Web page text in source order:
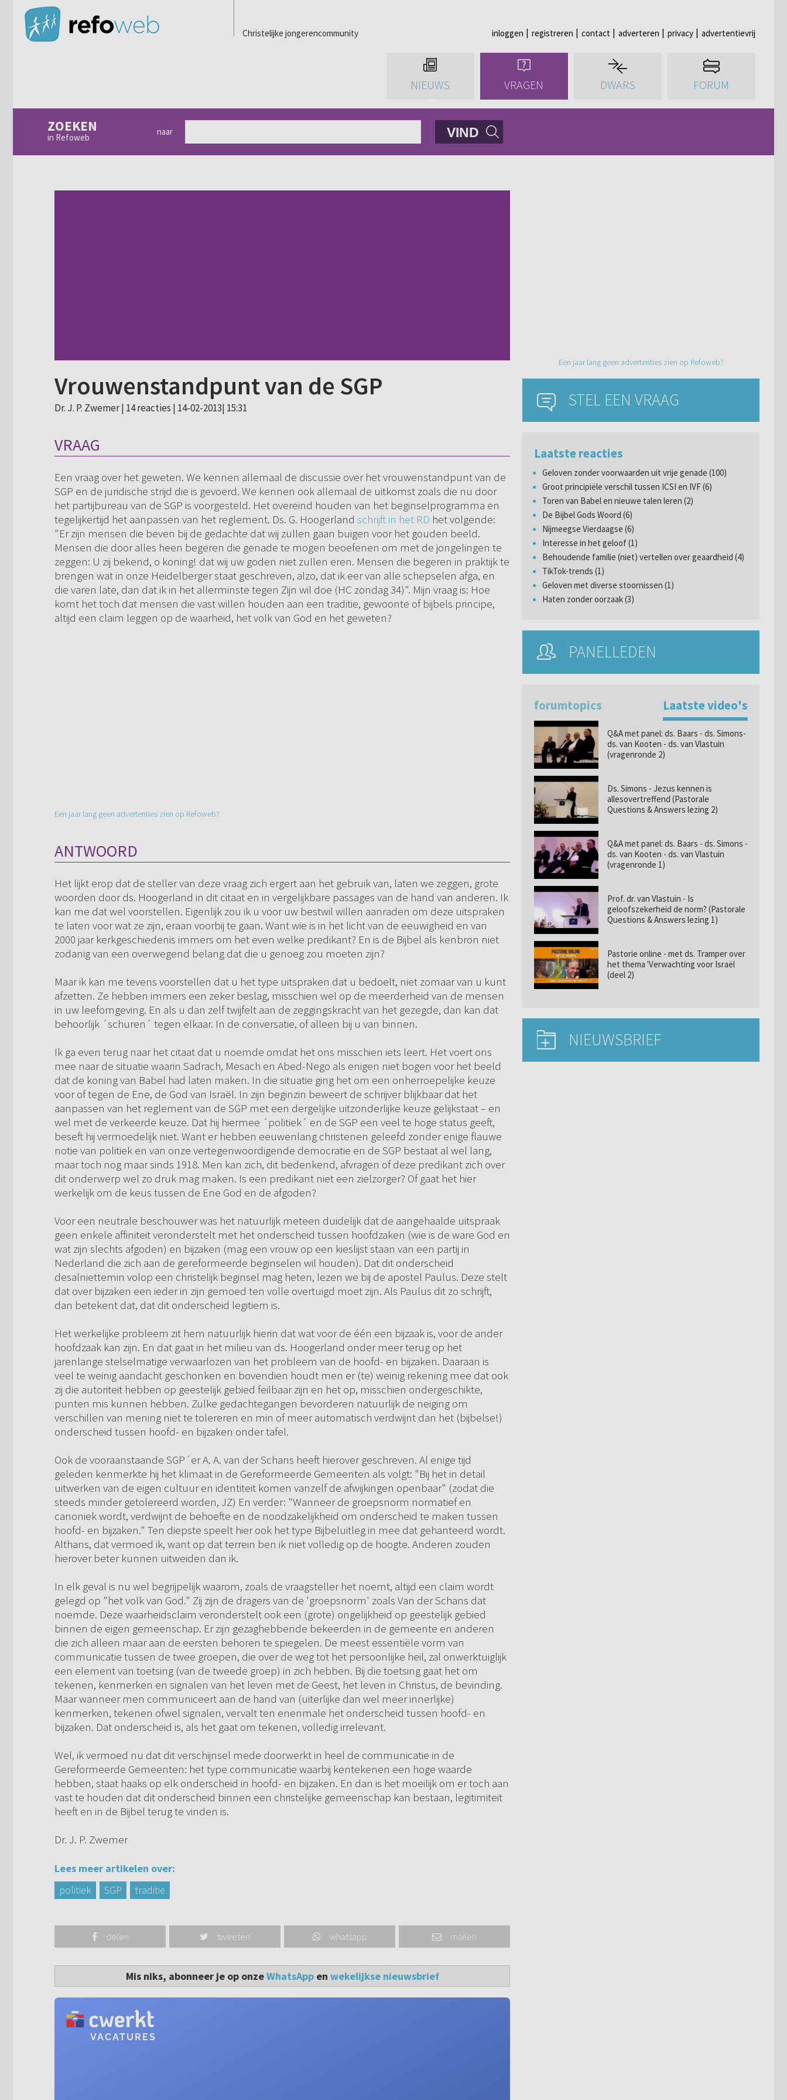
Christelijke jongerencommunity inloggen registreren contact adverteren privacy advertentievrij
NIEUWS VRAGEN DWARS FORUM
ZOEKEN
in Refoweb
naar VIND
Vrouwenstandpunt van de SGP
Dr. J. P. Zwemer | 14 reacties | 14-02-2013| 15:31
VRAAG
Een vraag over het geweten. We kennen allemaal de discussie over het vrouwenstandpunt van de
SGP en de juridische strijd die is gevoerd. We kennen ook allemaal de uitkomst zoals die nu door
het partijbureau van de SGP is voorgesteld. Het overeind houden van het beginselprogramma en
tegelijkertijd het aanpassen van het reglement. Ds. G. Hoogerland schrijft in het RD het volgende:
"Er zijn mensen die beven bij de gedachte dat wij zullen gaan buigen voor het gouden beeld.
Mensen die door alles heen begeren die genade te mogen beoefenen om met de jongelingen te
zeggen: U zij bekend, o koning! dat wij uw goden niet zullen eren. Mensen die begeren in praktijk te
brengen wat in onze Heidelberger staat geschreven, alzo, dat ik eer van alle schepselen afga, en
die varen late, dan dat ik in het allerminste tegen Zijn wil doe (HC zondag 34)". Mijn vraag is: Hoe
komt het toch dat mensen die vast willen houden aan een traditie, gewoonte of bijbels principe,
altijd een claim leggen op de waarheid, het volk van God en het geweten?
Een jaar lang geen advertenties zien op Refoweb?
ANTWOORD
Het lijkt erop dat de steller van deze vraag zich ergert aan het gebruik van, laten we zeggen, grote
woorden door ds. Hoogerland in dit citaat en in vergelijkbare passages van de hand van anderen. Ik
kan me dat wel voorstellen. Eigenlijk zou ik u voor uw bestwil willen aanraden om deze uitspraken
te laten voor wat ze zijn, eraan voorbij te gaan. Want wie is in het licht van de eeuwigheid en van
2000 jaar kerkgeschiedenis immers om het even welke predikant? En is de Bijbel als kenbron niet
zodanig van een overwegend belang dat die u genoeg zou moeten zijn?
Maar ik kan me tevens voorstellen dat u het type uitspraken dat u bedoelt, niet zomaar van u kunt
afzetten. Ze hebben immers een zeker beslag, misschien wel op de meerderheid van de mensen
in uw leefomgeving. En als u dan zelf twijfelt aan de zeggingskracht van het gezegde, dan kan dat
behoorlijk ´schuren´ tegen elkaar. In de conversatie, of alleen bij u van binnen.
Ik ga even terug naar het citaat dat u noemde omdat het ons misschien iets leert. Het voert ons
mee naar de situatie waarin Sadrach, Mesach en Abed-Nego als enigen niet bogen voor het beeld
dat de koning van Babel had laten maken. In die situatie ging het om een onherroepelijke keuze
voor of tegen de Ene, de God van Israël. In zijn beginzin beweert de schrijver blijkbaar dat het
aanpassen van het reglement van de SGP met een dergelijke uitzonderlijke keuze gelijkstaat – en
wel met de verkeerde keuze. Dat hij hiermee ´politiek´ en de SGP een veel te hoge status geeft,
beseft hij vermoedelijk niet. Want er hebben eeuwenlang christenen geleefd zonder enige flauwe
notie van politiek en van onze vertegenwoordigende democratie en de SGP bestaat al wel lang,
maar toch nog maar sinds 1918. Men kan zich, dit bedenkend, afvragen of deze predikant zich over
dit onderwerp wel zo druk mag maken. Is een predikant niet een zielzorger? Of gaat het hier
werkelijk om de keus tussen de Ene God en de afgoden?
Voor een neutrale beschouwer was het natuurlijk meteen duidelijk dat de aangehaalde uitspraak
geen enkele affiniteit veronderstelt met het onderscheid tussen hoofdzaken (wie is de ware God en
wat zijn slechts afgoden) en bijzaken (mag een vrouw op een kieslijst staan van een partij in
Nederland die zich aan de gereformeerde beginselen wil houden). Dat dit onderscheid
desalniettemin volop een christelijk beginsel mag heten, lezen we bij de apostel Paulus. Deze stelt
dat over bijzaken een ieder in zijn gemoed ten volle overtuigd moet zijn. Als Paulus dit zo schrijft,
dan betekent dat, dat dit onderscheid legitiem is.
Het werkelijke probleem zit hem natuurlijk hierin dat wat voor de één een bijzaak is, voor de ander
hoofdzaak kan zijn. En dat gaat in het milieu van ds. Hoogerland onder meer terug op het
jarenlange stelselmatige verwaarlozen van het probleem van de hoofd- en bijzaken. Daaraan is
veel te weinig aandacht geschonken en bovendien houdt men er (te) weinig rekening mee dat ook
zij die autoriteit hebben op geestelijk gebied feilbaar zijn en het op, misschien ondergeschikte,
punten mis kunnen hebben. Zulke gedachtegangen bevorderen natuurlijk de neiging om
verschillen van mening niet te tolereren en min of meer automatisch verdwijnt dan het (bijbelse!)
onderscheid tussen hoofd- en bijzaken onder tafel.
Ook de vooraanstaande SGP´er A. A. van der Schans heeft hierover geschreven. Al enige tijd
geleden kenmerkte hij het klimaat in de Gereformeerde Gemeenten als volgt: "Bij het in detail
uitwerken van de eigen cultuur en identiteit komen vanzelf de afwijkingen openbaar" (zodat die
steeds minder getolereerd worden, JZ) En verder: "Wanneer de groepsnorm normatief en
canoniek wordt, verdwijnt de behoefte en de noodzakelijkheid om onderscheid te maken tussen
hoofd- en bijzaken." Ten diepste speelt hier ook het type Bijbeluitleg in mee dat gehanteerd wordt.
Althans, dat vermoed ik, want op dat terrein ben ik niet volledig op de hoogte. Anderen zouden
hierover beter kunnen uitweiden dan ik.
In elk geval is nu wel begrijpelijk waarom, zoals de vraagsteller het noemt, altijd een claim wordt
gelegd op "het volk van God." Zij zijn de dragers van de 'groepsnorm' zoals Van der Schans dat
noemde. Deze waarheidsclaim veronderstelt ook een (grote) ongelijkheid op geestelijk gebied
binnen de eigen gemeenschap. Er zijn gezaghebbende bekeerden in de gemeente en anderen
die zich alleen maar aan de eersten behoren te spiegelen. De meest essentiële vorm van
communicatie tussen de twee groepen, die over de weg tot het persoonlijke heil, zal onwerktuiglijk
een element van toetsing (van de tweede groep) in zich hebben. Bij die toetsing gaat het om
tekenen, kenmerken en signalen van het leven met de Geest, het leven in Christus, de bevinding.
Maar wanneer men communiceert aan de hand van (uiterlijke dan wel meer innerlijke)
kenmerken, tekenen ofwel signalen, vervalt ten enenmale het onderscheid tussen hoofd- en
bijzaken. Dat onderscheid is, als het gaat om tekenen, volledig irrelevant.
Wel, ik vermoed nu dat dit verschijnsel mede doorwerkt in heel de communicatie in de
Gereformeerde Gemeenten: het type communicatie waarbij kentekenen een hoge waarde
hebben, staat haaks op elk onderscheid in hoofd- en bijzaken. En dan is het moeilijk om er toch aan
vast te houden dat dit onderscheid binnen een christelijke gemeenschap kan bestaan, legitimiteit
heeft en in de Bijbel terug te vinden is.
Dr. J. P. Zwemer
Lees meer artikelen over:
politiek
SGP traditie
delen tweeten whatsapp mailen
Mis niks, abonneer je op onzeWhatsAppen wekelijkse nieuwsbrief
Een jaar lang geen advertenties zien op Refoweb?
STEL EEN VRAAG
Laatste reacties
Geloven zonder voorwaarden uit vrije genade (100)
Groot principiële verschil tussen ICSI en IVF (6)
Toren van Babel en nieuwe talen leren (2)
De Bijbel Gods Woord (6)
Nijmeegse Vierdaagse (6)
Interesse in het geloof (1)
Behoudende familie (niet) vertellen over geaardheid (4)
TikTok-trends (1)
Geloven met diverse stoornissen (1)
Haten zonder oorzaak (3)
PANELLEDEN
forumtopics Laatste video's
Q&A met panel: ds. Baars - ds. Simons-
ds. van Kooten - ds. van Vlastuin
(vragenronde 2)
Ds. Simons - Jezus kennen is
allesovertreffend (Pastorale
Questions & Answers lezing 2)
Q&A met panel: ds. Baars - ds. Simons -
ds. van Kooten - ds. van Vlastuin
(vragenronde 1)
Prof. dr. van Vlastuin - Is
geloofszekerheid de norm? (Pastorale
Questions & Answers lezing 1)
Pastorie online - met ds. Tramper over
het thema 'Verwachting voor Israël
(deel 2)
NIEUWSBRIEF